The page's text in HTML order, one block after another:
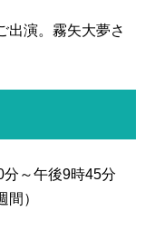
出演。霧矢大夢さ
～午後9時45分
）